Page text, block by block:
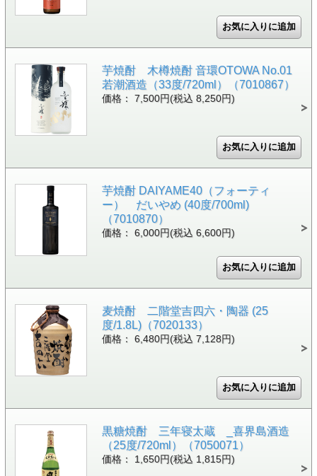
芋焼酎 木樽焼酎 音環OTOWA No.01
若潮酒造（33度/720ml）（7010867）
価格： 7,500円(税込 8,250円)
芋焼酎 DAIYAME40（フォーティ
ー） だいやめ (40度/700ml)
（7010870）
価格： 6,000円(税込 6,600円)
麦焼酎 二階堂吉四六・陶器 (25
度/1.8L)（7020133）
価格： 6,480円(税込 7,128円)
黒糖焼酎 三年寝太蔵 _喜界島酒造
（25度/720ml）（7050071）
価格： 1,650円(税込 1,815円)